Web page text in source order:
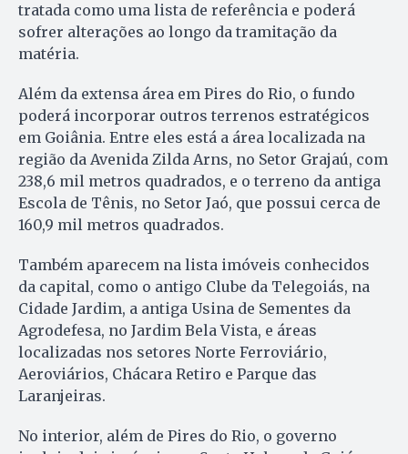
tratada como uma lista de referência e poderá
sofrer alterações ao longo da tramitação da
matéria.
Além da extensa área em Pires do Rio, o fundo
poderá incorporar outros terrenos estratégicos
em Goiânia. Entre eles está a área localizada na
região da Avenida Zilda Arns, no Setor Grajaú, com
238,6 mil metros quadrados, e o terreno da antiga
Escola de Tênis, no Setor Jaó, que possui cerca de
160,9 mil metros quadrados.
Também aparecem na lista imóveis conhecidos
da capital, como o antigo Clube da Telegoiás, na
Cidade Jardim, a antiga Usina de Sementes da
Agrodefesa, no Jardim Bela Vista, e áreas
localizadas nos setores Norte Ferroviário,
Aeroviários, Chácara Retiro e Parque das
Laranjeiras.
No interior, além de Pires do Rio, o governo